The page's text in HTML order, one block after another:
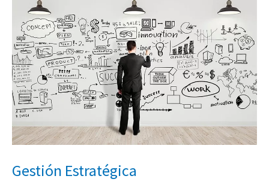
Gestión Estratégica
Estratégica